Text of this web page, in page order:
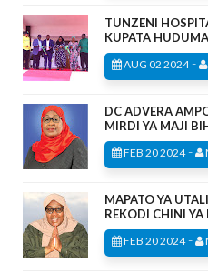
TUNZENI
KUPATA HUDUMA
AUG 02 2024-
DC ADVERA
MIRDI YA MAJI
FEB 20 2024-
MAPATO YA
REKODI CHINI YA
FEB 20 2024-